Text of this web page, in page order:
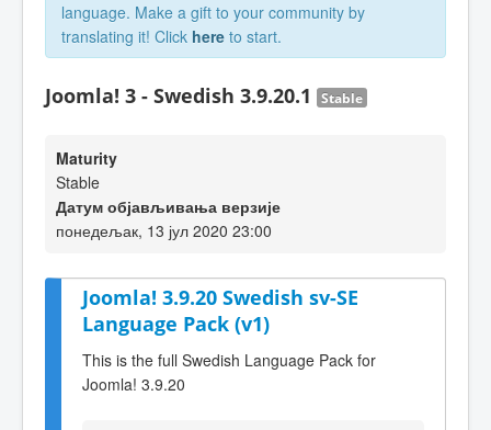
language. Make a gift to your community by
translating it! Click here to start.
Joomla! 3 - Swedish 3.9.20.1 Stable
Maturity
Stable
Датум објављивања верзије
понедељак, 13 јул 2020 23:00
Joomla! 3.9.20 Swedish sv-SE
Language Pack (v1)
This is the full Swedish Language Pack for
Joomla! 3.9.20